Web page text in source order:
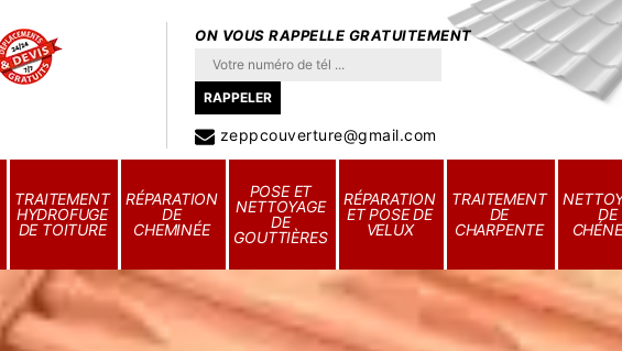
ON VOUS RAPPELLE GRATUITEMENT
zeppcouverture@gmail.com
TRAITEMENT
HYDROFUGE
DE TOITURE
RÉPARATION
DE
CHEMINÉE
POSE ET
NETTOYAGE
DE
GOUTTIÈRES
RÉPARATION
ET POSE DE
VELUX
TRAITEMENT
DE
CHARPENTE
DE